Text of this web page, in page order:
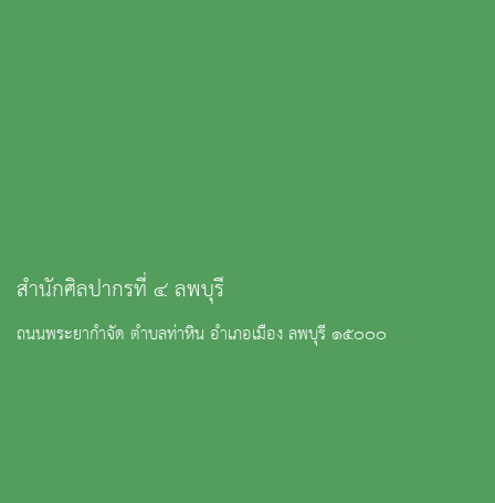
สำนักศิลปากรที่ ๔ ลพบุรี
ถนนพระยากำจัด ตำบลท่าหิน อำเภอเมือง ลพบุรี ๑๕๐๐๐